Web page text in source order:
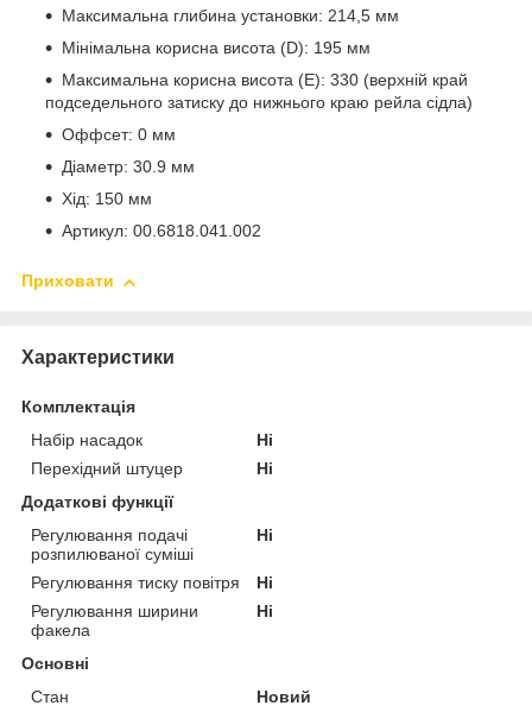
Максимальна глибина установки: 214,5 мм
Мінімальна корисна висота (D): 195 мм
Максимальна корисна висота (E): 330 (верхній край
подседельного затиску до нижнього краю рейла сідла)
Оффсет: 0 мм
Діаметр: 30.9 мм
Хід: 150 мм
Артикул: 00.6818.041.002
Приховати
Характеристики
Комплектація
Набір насадок
Ні
Перехідний штуцер
Ні
Додаткові функції
Регулювання подачі
розпилюваної суміші
Ні
Регулювання тиску повітря
Ні
Регулювання ширини
факела
Ні
Основні
Стан
Новий